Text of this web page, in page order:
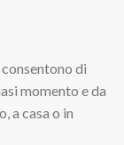
di
momento e da
a casa o in